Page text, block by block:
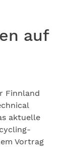
auf
Finnland
aktuelle
Vortrag